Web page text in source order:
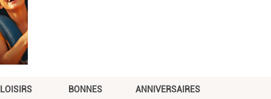
LOISIRS BONNES ANNIVERSAIRES